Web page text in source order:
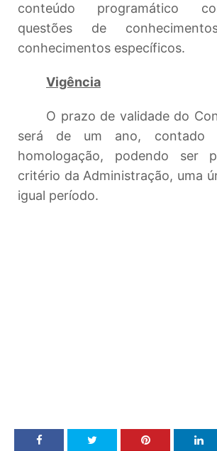
conteúdo programático
questões de
conhecimentos específicos.
Vigência
O prazo de validade do
será de um ano, contado
homologação, podendo ser
critério da Administração, uma
igual período.